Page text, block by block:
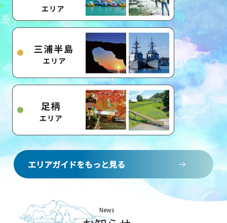
エリアガイドをもっと見る
News